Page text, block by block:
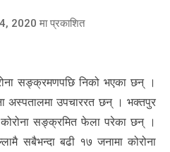
2020 मा प्रकाशित
सङ्क्रमणपछि निको भएका छन् ।
अस्पतालमा उपचाररत छन् । भक्तपुर
कोरोना सङ्क्रमित फेला परेका छन् ।
सबैभन्दा बढी १७ जनामा कोरोना